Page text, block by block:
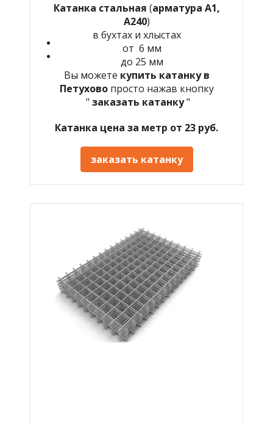
Катанка стальная (арматура А1,
А240)
в бухтах и хлыстах
от 6 мм
до 25 мм
Вы можете купить катанку в
Петухово просто нажав кнопку
" заказать катанку"
Катанка цена за метр от 23 руб.
заказать катанку